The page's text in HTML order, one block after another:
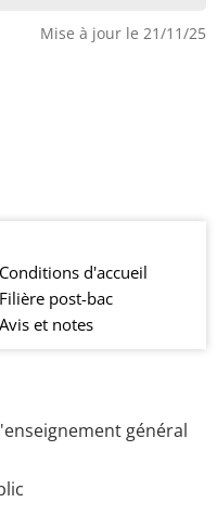
Mise à jour le 21/11/25
Conditions d'accueil
Filière post-bac
Avis et notes
général